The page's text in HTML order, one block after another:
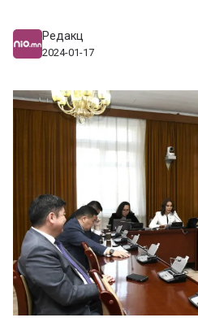
Редакц
2024-01-17